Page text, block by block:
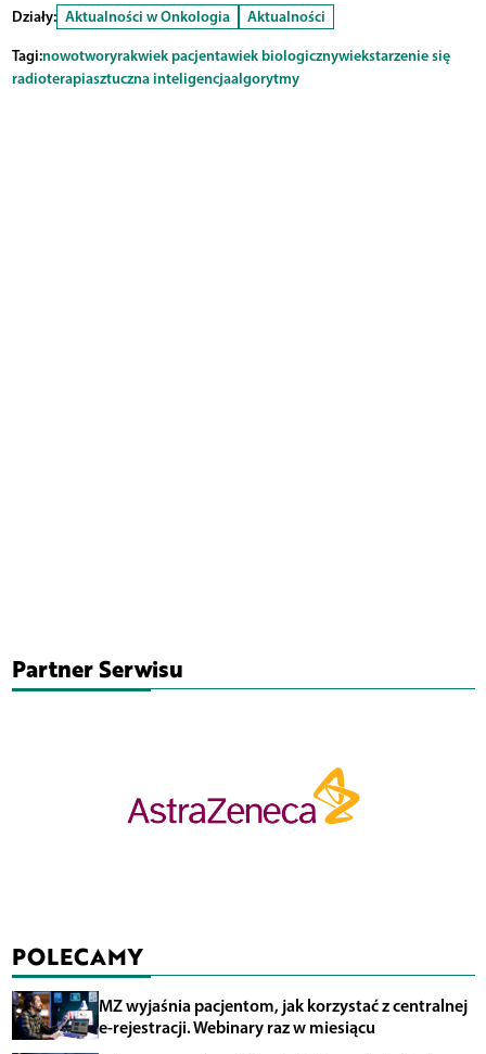
Działy: Aktualności w Onkologia
Aktualności
Tagi:nowotworyrakwiek pacjentawiek biologicznywiekstarzenie się
radioterapiasztuczna inteligencjaalgorytmy
Partner Serwisu
POLECAMY
MZ wyjaśnia pacjentom, jak korzystać z centralnej
e-rejestracji. Webinary raz w miesiącu